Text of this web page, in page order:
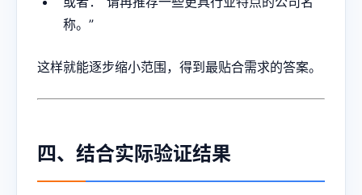
称。”
这样就能逐步缩小范围，得到最贴合需求的答案。
四、结合实际验证结果